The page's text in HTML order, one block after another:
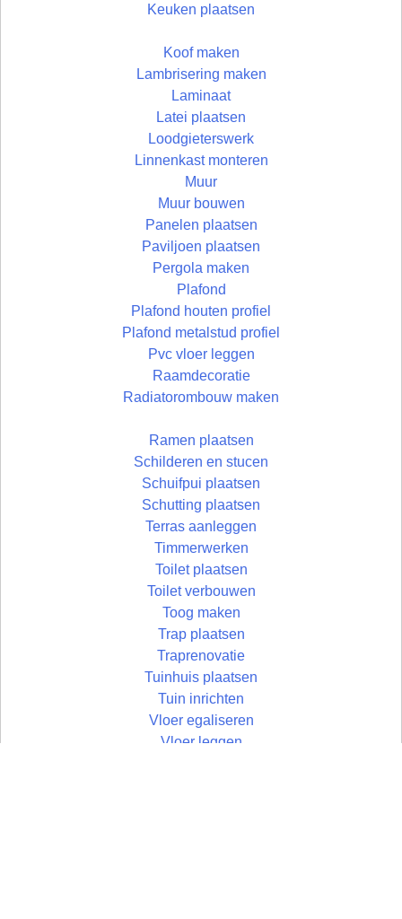
Keuken plaatsen
Koof maken
Lambrisering maken
Laminaat
Latei plaatsen
Loodgieterswerk
Linnenkast monteren
Muur
Muur bouwen
Panelen plaatsen
Paviljoen plaatsen
Pergola maken
Plafond
Plafond houten profiel
Plafond metalstud profiel
Pvc vloer leggen
Raamdecoratie
Radiatorombouw maken
Ramen plaatsen
Schilderen en stucen
Schuifpui plaatsen
Schutting plaatsen
Terras aanleggen
Timmerwerken
Toilet plaatsen
Toilet verbouwen
Toog maken
Trap plaatsen
Traprenovatie
Tuinhuis plaatsen
Tuin inrichten
Vloer egaliseren
Vloer leggen